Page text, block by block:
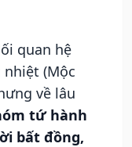
quan hệ
(Mộc
về lâu
tứ hành
bất đồng,